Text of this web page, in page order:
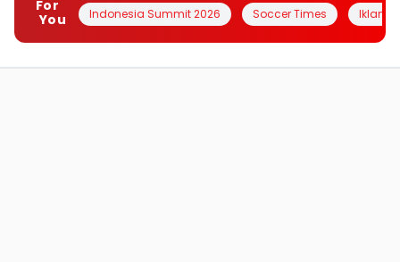
For
You
Indonesia Summit 2026 Soccer Times Iklanin